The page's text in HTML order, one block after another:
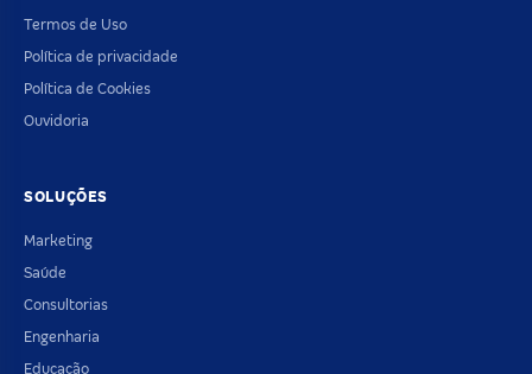
Termos de Uso
Política de privacidade
Política de Cookies
Ouvidoria
SOLUÇÕES
Marketing
Saúde
Consultorias
Engenharia
Educação